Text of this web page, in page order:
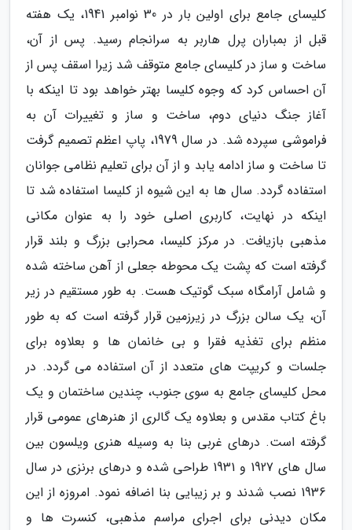
کلیسای جامع برای اولین بار در 30 نوامبر 1941، یک هفته
قبل از بمباران پرل هاربر به سرانجام رسید. پس از آن،
ساخت و ساز در کلیسای جامع متوقف شد زیرا اسقف پس از
آن احساس کرد که وجوه کلیسا بهتر خواهد بود تا اینکه با
آغاز جنگ دنیای دوم، ساخت و ساز و تغییرات آن به
فراموشی سپرده شد. در سال 1979، پاپ اعظم تصمیم گرفت
تا ساخت و ساز ادامه یابد و از آن برای تعلیم نظامی جوانان
استفاده گردد. سال ها به این شیوه از کلیسا استفاده شد تا
اینکه در نهایت، کاربری اصلی خود را به عنوان مکانی
مذهبی بازیافت. در مرکز کلیسا، محرابی بزرگ و بلند قرار
گرفته است که پشت یک محوطه جعلی از آهن ساخته شده
و شامل آرامگاه سبک گوتیک هست. به طور مستقیم در زیر
آن، یک سالن بزرگ در زیرزمین قرار گرفته است که به طور
منظم برای تغذیه فقرا و بی خانمان ها و بعلاوه برای
جلسات و کریپت های متعدد از آن استفاده می گردد. در
محل کلیسای جامع به سوی جنوب، چندین ساختمان و یک
باغ کتاب مقدس و بعلاوه یک گالری از هنرهای عمومی قرار
گرفته است. درهای غربی بنا به وسیله هنری ویلسون بین
سال های 1927 و 1931 طراحی شده و درهای برنزی در سال
1936 نصب شدند و بر زیبایی بنا اضافه نمود. امروزه از این
مکان دیدنی برای اجرای مراسم مذهبی، کنسرت ها و